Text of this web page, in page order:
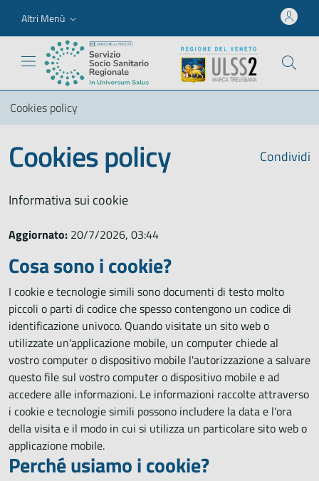
Altri Menù
Cookies policy
Condividi
Cookies policy
Informativa sui cookie
Aggiornato: 20/7/2026, 03:44
Cosa sono i cookie?
I cookie e tecnologie simili sono documenti di testo molto
piccoli o parti di codice che spesso contengono un codice di
identificazione univoco. Quando visitate un sito web o
utilizzate un'applicazione mobile, un computer chiede al
vostro computer o dispositivo mobile l'autorizzazione a salvare
questo file sul vostro computer o dispositivo mobile e ad
accedere alle informazioni. Le informazioni raccolte attraverso
i cookie e tecnologie simili possono includere la data e l'ora
della visita e il modo in cui si utilizza un particolare sito web o
applicazione mobile.
Perché usiamo i cookie?